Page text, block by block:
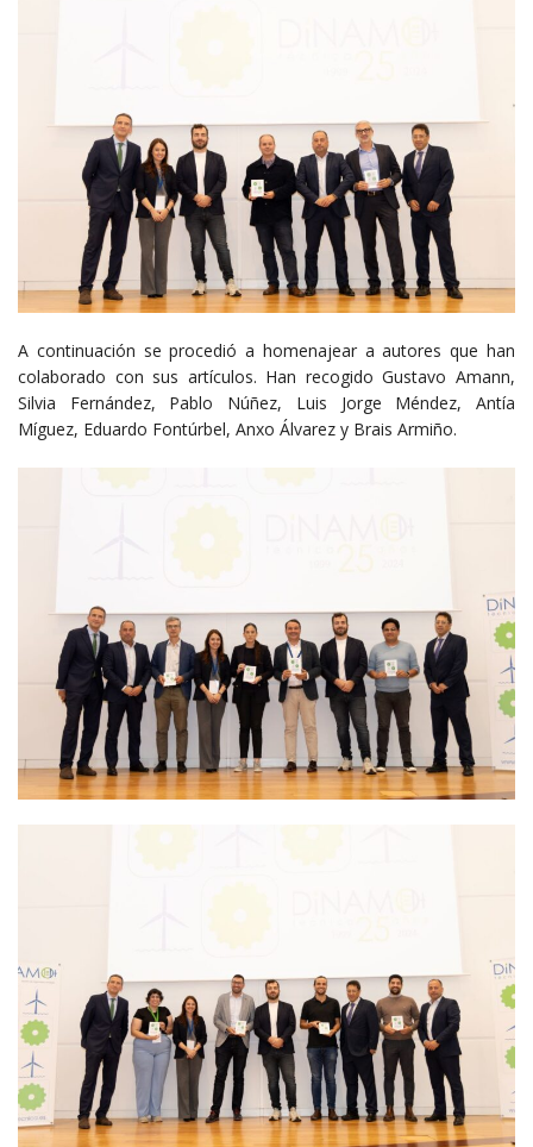
A continuación se procedió a homenajear a autores que han
colaborado con sus artículos. Han recogido Gustavo Amann,
Silvia Fernández, Pablo Núñez, Luis Jorge Méndez, Antía
Míguez, Eduardo Fontúrbel, Anxo Álvarez y Brais Armiño.